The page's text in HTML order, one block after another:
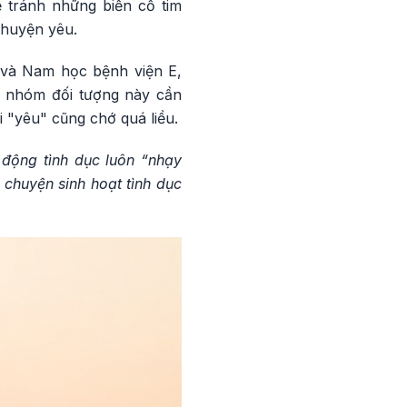
những biến cố tim
yêu.
Nam học bệnh viện E,
đối tượng này cần
cũng chớ quá liều.
tình dục luôn “nhạy
sinh hoạt tình dục